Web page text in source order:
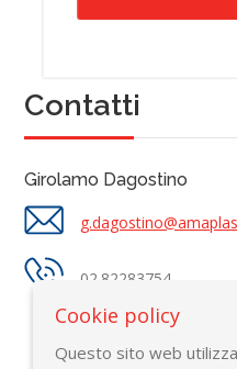
Contatti
Girolamo Dagostino
02.82283754
Cookie policy
Questo sito web